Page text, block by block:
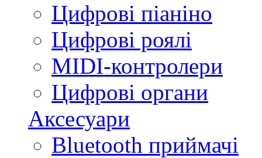
Цифрові піаніно
Цифрові роялі
MIDI-контролери
Цифрові органи
Аксесуари
Bluetooth приймачі